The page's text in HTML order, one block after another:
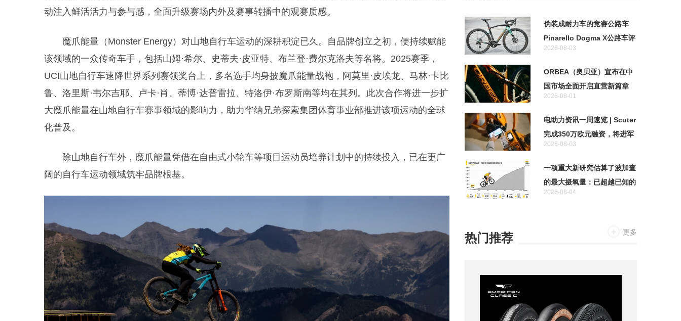
动注入鲜活活力与参与感，全面升级赛场内外及赛事转播中的观赛质感。
魔爪能量（Monster Energy）对山地自行车运动的深耕积淀已久。自品牌创立之初，便持续赋能
该领域的一众传奇车手，包括山姆·希尔、史蒂夫·皮亚特、布兰登·费尔克洛夫等名将。2025赛季，
UCI山地自行车速降世界系列赛领奖台上，多名选手均身披魔爪能量战袍，阿莫里·皮埃龙、马林·卡比
鲁、洛里斯·韦尔吉耶、卢卡·肖、蒂博·达普雷拉、特洛伊·布罗斯南等均在其列。此次合作将进一步扩
大魔爪能量在山地自行车赛事领域的影响力，助力华纳兄弟探索集团体育事业部推进该项运动的全球
化普及。
除山地自行车外，魔爪能量凭借在自由式小轮车等项目运动员培养计划中的持续投入，已在更广
阔的自行车运动领域筑牢品牌根基。
伪装成耐力车的竞赛公路车
Pinarello Dogma X公路车评
测
2026-08-03
ORBEA（奥贝亚）宣布在中
国市场全面开启直营新篇章
2026-08-01
电助力资讯一周速览 | Scuter
完成350万欧元融资，将进军
自动驾驶领域
2026-08-03
一项重大新研究估算了波加查
的最大摄氧量：已超越已知的
人类极限
2026-08-04
热门推荐 更多